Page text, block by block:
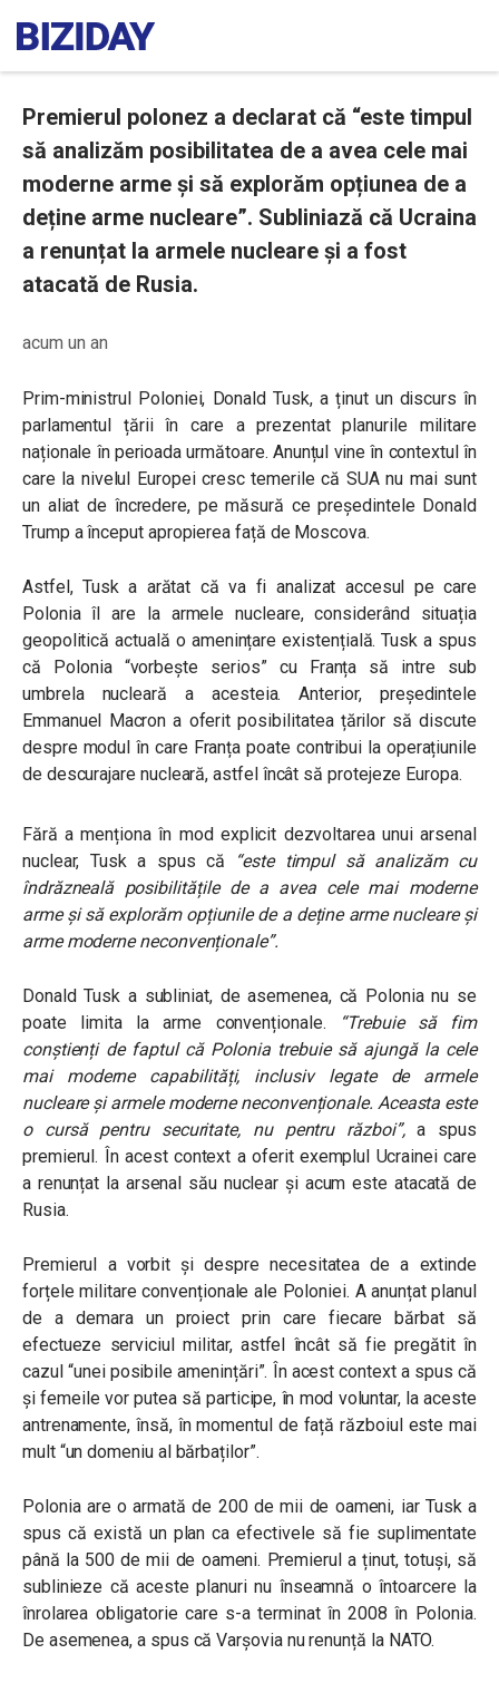
Premierul polonez a declarat că “este timpul
să analizăm posibilitatea de a avea cele mai
moderne arme și să explorăm opțiunea de a
deține arme nucleare”. Subliniază că Ucraina
a renunțat la armele nucleare și a fost
atacată de Rusia.
acum un an
Prim-ministrul Poloniei, Donald Tusk, a ținut un discurs în
parlamentul țării în care a prezentat planurile militare
naționale în perioada următoare. Anunțul vine în contextul în
care la nivelul Europei cresc temerile că SUA nu mai sunt
un aliat de încredere, pe măsură ce președintele Donald
Trump a început apropierea față de Moscova.
Astfel, Tusk a arătat că va fi analizat accesul pe care
Polonia îl are la armele nucleare, considerând situația
geopolitică actuală o amenințare existențială. Tusk a spus
că Polonia “vorbește serios” cu Franța să intre sub
umbrela nucleară a acesteia. Anterior, președintele
Emmanuel Macron a oferit posibilitatea țărilor să discute
despre modul în care Franța poate contribui la operațiunile
de descurajare nucleară, astfel încât să protejeze Europa.
Fără a menționaîn mod explicit dezvoltarea unui arsenal
nuclear, Tusk a spus că
“este timpul să analizăm cu
îndrăzneală posibilitățile de a avea cele mai moderne
arme și să explorăm opțiunile de a deține arme nucleare și
arme moderne neconvenționale”.
Donald Tusk a subliniat, de asemenea, că Polonia nu se
poate limita la arme convenționale.
“Trebuie să fim
conștienți de faptul că Polonia trebuie să ajungă la cele
mai moderne capabilități, inclusiv legate de armele
nucleare și armele moderne neconvenționale. Aceasta este
o cursă pentru securitate, nu pentru război”,a spus
premierul. În acest context a oferit exemplul Ucrainei care
a renunțat la arsenal său nuclear și acum este atacată de
Rusia.
Premierul a vorbit și despre necesitatea de a extinde
forțele militare convenționale ale Poloniei. A anunțat planul
de a demara un proiect prin care fiecare bărbat să
efectueze serviciul militar, astfel încât să fie pregătit în
cazul “unei posibile amenințări”. În acest context a spus că
și femeile vor putea să participe, în mod voluntar, la aceste
antrenamente, însă, în momentul de față războiul este mai
mult “un domeniu al bărbaților”.
Polonia are o armată de 200 de mii de oameni, iar Tusk a
spus că există un plan ca efectivele să fie suplimentate
până la 500 de mii de oameni. Premierul a ținut, totuși, să
sublinieze că aceste planuri nu înseamnă o întoarcere la
înrolarea obligatorie care s-a terminat în 2008 în Polonia.
De asemenea, a spus că Varșovia nu renunță la NATO.